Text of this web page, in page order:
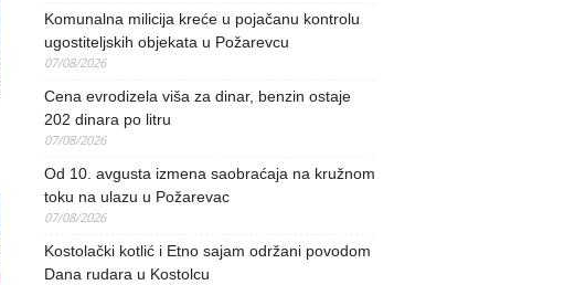
Komunalna milicija kreće u pojačanu kontrolu
ugostiteljskih objekata u Požarevcu
07/08/2026
Cena evrodizela viša za dinar, benzin ostaje
202 dinara po litru
07/08/2026
Od 10. avgusta izmena saobraćaja na kružnom
toku na ulazu u Požarevac
07/08/2026
Kostolački kotlić i Etno sajam održani povodom
Dana rudara u Kostolcu